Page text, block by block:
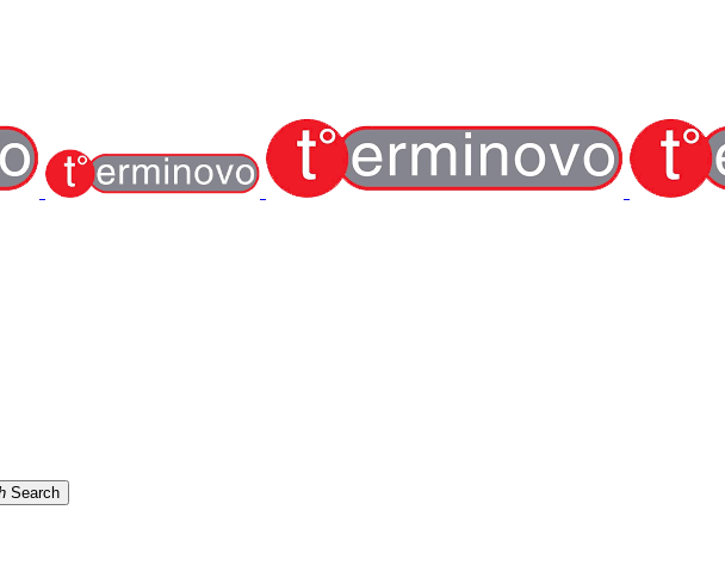
Search